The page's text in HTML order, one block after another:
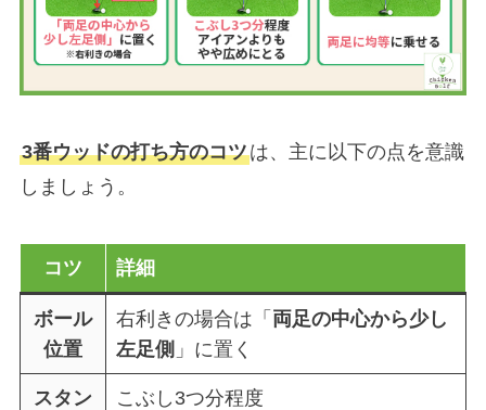
3番ウッドの打ち方のコツは、主に以下の点を意識
しましょう。
コツ 詳細
ボール
位置
右利きの場合は「 両足の中心から少し
左足側 」に置く
スタン
こぶし3つ分程度